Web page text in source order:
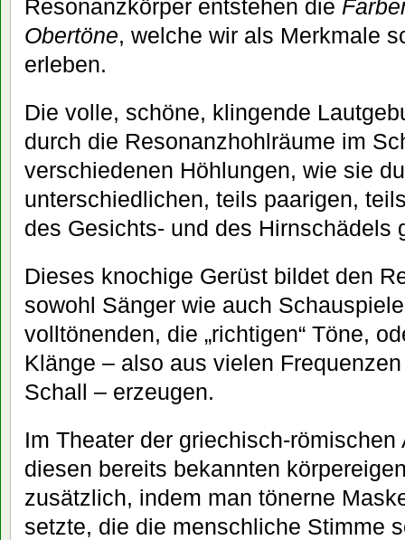
Resonanzkörper entstehen die
Obertöne, welche wir als Merkmale
erleben.
Die volle, schöne, klingende
durch die Resonanzhohlräume im
verschiedenen Höhlungen, wie sie
unterschiedlichen, teils paarigen,
des Gesichts- und des Hirnschädels
Dieses knochige Gerüst bildet den
sowohl Sänger wie auch
volltönenden, die „richtigen“ Töne,
Klänge – also aus vielen
Schall – erzeugen.
Im Theater der griechisch-
diesen bereits bekannten
zusätzlich, indem man tönerne
setzte, die die menschliche Stimme